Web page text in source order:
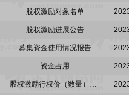
股权激励对象名单
股权激励进展公告
募集资金使用情况报告
资金占用
股权激励行权价（数量）调整